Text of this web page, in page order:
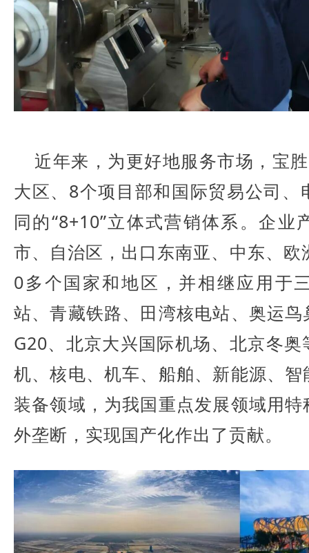
近年来，为更好地服务市场，宝
大区、8个项目部和国际贸易公司、
同的“8+10”立体式营销体系。企业
市、自治区，出口东南亚、中东、
0多个国家和地区，并相继应用于
站、青藏铁路、田湾核电站、奥运
G20、北京大兴国际机场、北京冬
机、核电、机车、船舶、新能源、
装备领域，为我国重点发展领域用
外垄断，实现国产化作出了贡献。